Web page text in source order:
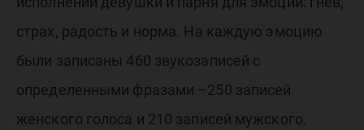
страх, радость и норма. На каждую эмоцию
были записаны 460 звукозаписей с
определенными фразами –250 записей
женского голоса и 210 записей мужского.